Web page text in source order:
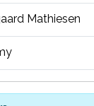
Mathiesen